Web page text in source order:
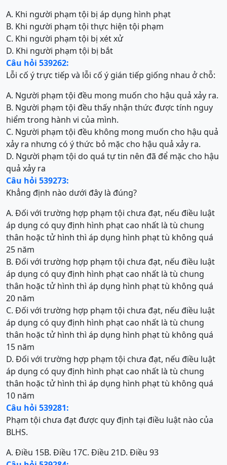
A. Khi người phạm tội bị áp dụng hình phạt
B. Khi người phạm tội thực hiện tội phạm
C. Khi người phạm tội bị xét xử
D. Khi người phạm tội bị bắt
Câu hỏi 539262:
Lỗi cố ý trực tiếp và lỗi cố ý gián tiếp giống nhau ở chỗ:
A. Người phạm tội đều mong muốn cho hậu quả xảy ra.
B. Người phạm tội đều thấy nhận thức được tính nguy
hiểm trong hành vi của mình.
C. Người phạm tội đều không mong muốn cho hậu quả
xảy ra nhưng có ý thức bỏ mặc cho hậu quả xảy ra.
D. Người phạm tội do quá tự tin nên đã để mặc cho hậu
quả xảy ra
Câu hỏi 539273:
Khẳng định nào dưới đây là đúng?
A. Đối với trường hợp phạm tội chưa đạt, nếu điều luật
áp dụng có quy định hình phạt cao nhất là tù chung
thân hoặc tử hình thì áp dụng hình phạt tù không quá
25 năm
B. Đối với trường hợp phạm tội chưa đạt, nếu điều luật
áp dụng có quy định hình phạt cao nhất là tù chung
thân hoặc tử hình thì áp dụng hình phạt tù không quá
20 năm
C. Đối với trường hợp phạm tội chưa đạt, nếu điều luật
áp dụng có quy định hình phạt cao nhất là tù chung
thân hoặc tử hình thì áp dụng hình phạt tù không quá
15 năm
D. Đối với trường hợp phạm tội chưa đạt, nếu điều luật
áp dụng có quy định hình phạt cao nhất là tù chung
thân hoặc tử hình thì áp dụng hình phạt tù không quá
10 năm
Câu hỏi 539281:
Phạm tội chưa đạt được quy định tại điều luật nào của
BLHS.
A. Điều 15B. Điều 17C. Điều 21D. Điều 93